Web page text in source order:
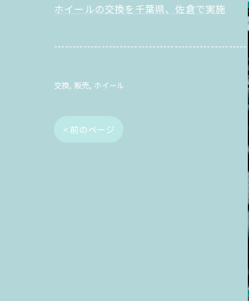
ホイールの交換を千葉県、佐倉で実施
交換 販売 ホイール
< 前のページ